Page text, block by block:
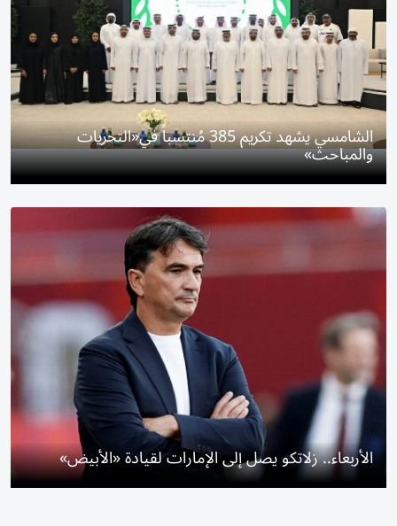
الشامسي يشهد تكريم 385 مُنتسباً في«التحريات
والمباحث»
الأربعاء.. زلاتكو يصل إلى الإمارات لقيادة «الأبيض»